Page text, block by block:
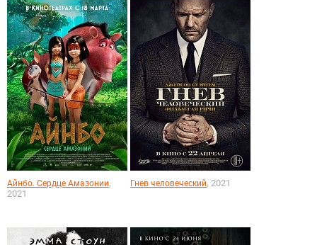
Айнбо. Сердце Амазонии,
2021
Гнев человеческий, 2021